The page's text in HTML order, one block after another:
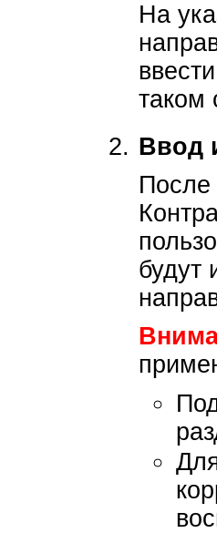
На
таком
Ввод
После
будут